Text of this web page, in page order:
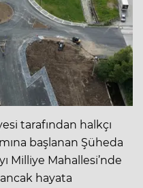
tarafından halkçı
başlanan Şüheda
Milliye Mahallesi’nde
ancak hayata